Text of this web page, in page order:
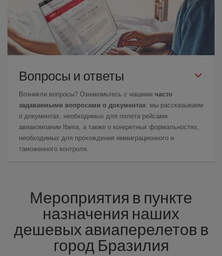
Вопросы и ответы
Возникли вопросы? Ознакомьтесь с нашими часто
задаваемыми вопросами о документах: мы рассказываем
о документах, необходимых для полета рейсами
авиакомпании Iberia, а также о конкретных формальностях,
необходимых для прохождения иммиграционного и
таможенного контроля.
Мероприятия в пункте
назначения наших
дешевых авиаперелетов в
город Бразилия